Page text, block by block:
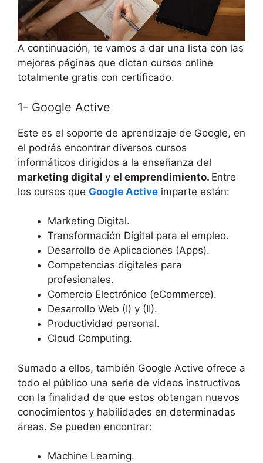
A continuación, te vamos a dar una lista con las
mejores páginas que dictan cursos online
totalmente gratis con certificado.
1- Google Active
Este es el soporte de aprendizaje de Google, en
el podrás encontrar diversos cursos
informáticos dirigidos a la enseñanza del
marketing digital y el emprendimiento. Entre
los cursos que Google Active imparte están:
Marketing Digital.
Transformación Digital para el empleo.
Desarrollo de Aplicaciones (Apps).
Competencias digitales para
profesionales.
Comercio Electrónico (eCommerce).
Desarrollo Web (I) y (II).
Productividad personal.
Cloud Computing.
Sumado a ellos, también Google Active ofrece a
todo el público una serie de videos instructivos
con la finalidad de que estos obtengan nuevos
conocimientos y habilidades en determinadas
áreas. Se pueden encontrar:
Machine Learning.